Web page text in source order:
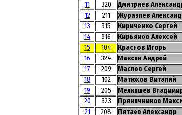
11
320 Дмитриев
12
211 Журавлев
13
315 Кириченко Сергей
14
316 Кирьянов Алексей
15
104 Краснов Игорь
16
324 Максин Андрей
17
209 Маслов Сергей
18
102 Матюхов Виталий
19
205 Мелкишев
20
323 Пряничников
21
208 Пятаев Александр